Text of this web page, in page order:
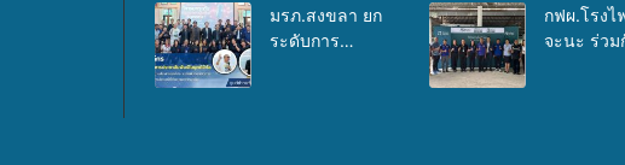
ปี 2569 เพื่อให้
บริการด้าน
ศักยภาพ “อ
ด้านการเบิ
มรภ.สงขลา ยก
ระดับการ
กฟผ.โรงไ
จะนะ ร่วม